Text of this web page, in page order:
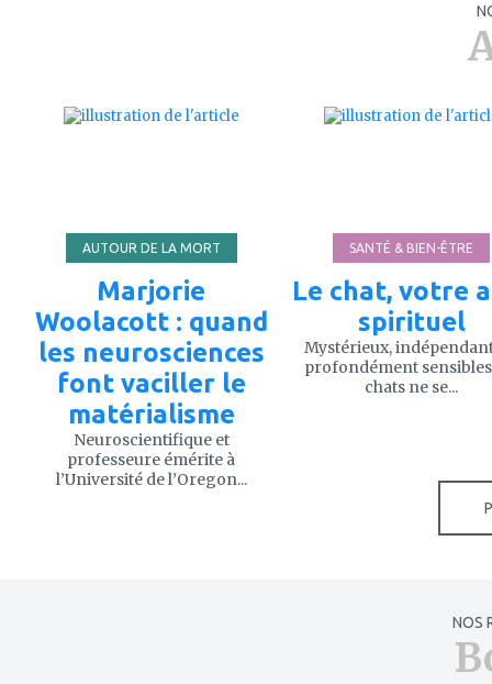
AUTOUR DE LA MORT
Marjorie
Woolacott : quand
les neurosciences
font vaciller le
matérialisme
Neuroscientifique et
professeure émérite à
l’Université de l’Oregon...
SANTÉ & BIEN-ÊTRE
Le chat, votre
spirituel
Mystérieux,
profondément
chats ne se...
NOS